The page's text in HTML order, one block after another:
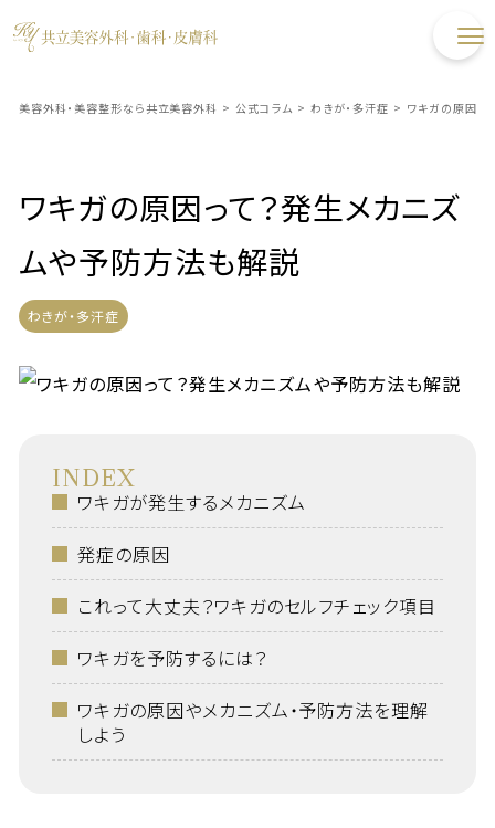
美容外科・美容整形なら共立美容外科 > 公式コラム > わきが・多汗症 > ワキガの原因っ
ワキガの原因って？発生メカニズ
ムや予防方法も解説
わきが・多汗症
INDEX
ワキガが発生するメカニズム
発症の原因
これって大丈夫？ワキガのセルフチェック項目
ワキガを予防するには？
ワキガの原因やメカニズム・予防方法を理解
しよう